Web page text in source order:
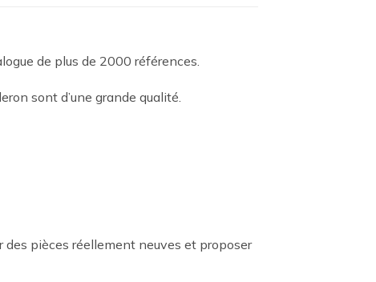
de plus de 2000 références.
sont d’une grande qualité.
pièces réellement neuves et proposer